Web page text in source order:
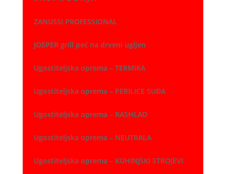
ZANUSSI PROFESSIONAL
JOSPER grill peć na drveni ugljen
Ugostiteljska oprema – TERMIKA
Ugostiteljska oprema – PERILICE SUĐA
Ugostiteljska oprema – RASHLAD
Ugostiteljska oprema – NEUTRALA
Ugostiteljska oprema – KUHINJSKI STROJEVI